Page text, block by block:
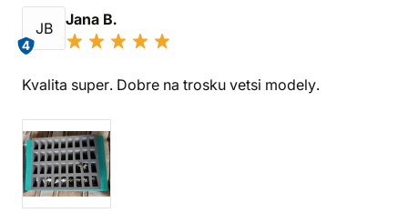
JB
4
Jana B.
Kvalita super. Dobre na trosku vetsi modely.